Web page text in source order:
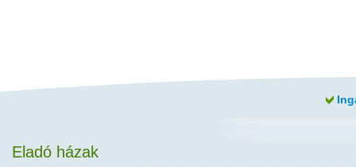
Eladó házak